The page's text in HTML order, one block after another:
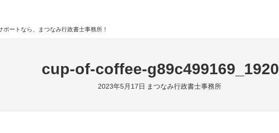
ートなら、まつなみ行政書士事務所！
cup-of-coffee-g89c499169_1920
2023年5月17日 まつなみ行政書士事務所